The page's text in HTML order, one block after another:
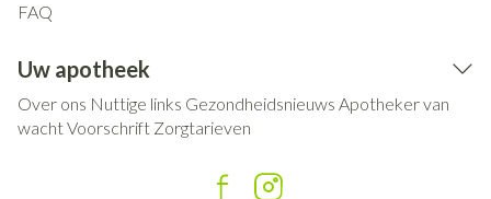
FAQ
Uw apotheek
Over ons Nuttige links Gezondheidsnieuws Apotheker van
wachtVoorschrift Zorgtarieven